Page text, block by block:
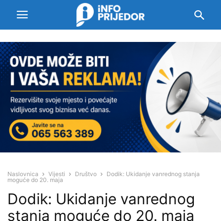
Naslovnica Vijesti Društvo
Dodik: Ukidanje vanrednog stanja
moguće do 20. maja
Dodik: Ukidanje vanrednog
stanja moguće do 20. maja